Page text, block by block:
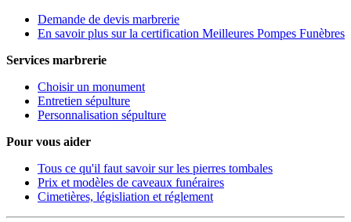
Demande de devis marbrerie
En savoir plus sur la certification Meilleures Pompes Funèbres
Services marbrerie
Choisir un monument
Entretien sépulture
Personnalisation sépulture
Pour vous aider
Tous ce qu'il faut savoir sur les pierres tombales
Prix et modèles de caveaux funéraires
Cimetières, législiation et réglement